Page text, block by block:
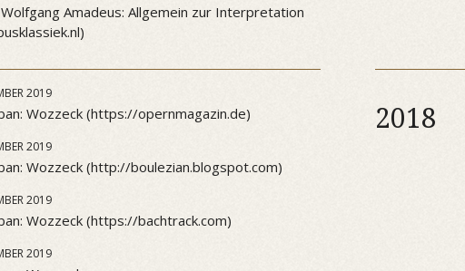
Amadeus: Allgemein zur Interpretation
2019
Wozzeck (https://opernmagazin.de)
2019
Wozzeck (http://boulezian.blogspot.com)
2019
Wozzeck (https://bachtrack.com)
2019
2018